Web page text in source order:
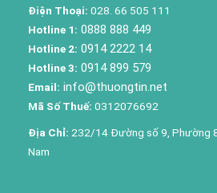
Điện Thoại: 028. 66 505 111
Hotline 1: 0888 888 449
Hotline 2: 0914 2222 14
Hotline 3: 0914 899 579
Email: info@thuongtin.net
Mã Số Thuế: 0312076692
Địa Chỉ: 232/14 Đường số 9, Phường
Nam